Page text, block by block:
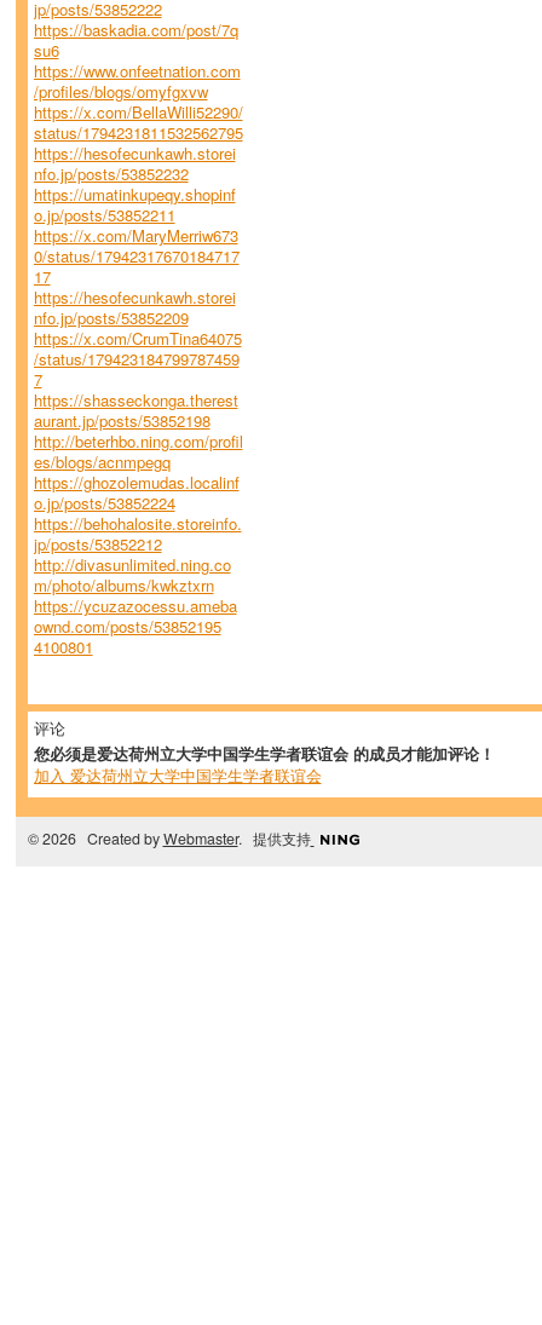
jp/posts/53852222
https://baskadia.com/post/7q
su6
https://www.onfeetnation.com
/profiles/blogs/omyfgxvw
https://x.com/BellaWilli52290/
status/1794231811532562795
https://hesofecunkawh.storei
nfo.jp/posts/53852232
https://umatinkupeqy.shopinf
o.jp/posts/53852211
https://x.com/MaryMerriw673
0/status/17942317670184717
17
https://hesofecunkawh.storei
nfo.jp/posts/53852209
https://x.com/CrumTina64075
/status/179423184799787459
7
https://shasseckonga.therest
aurant.jp/posts/53852198
http://beterhbo.ning.com/profil
es/blogs/acnmpegq
https://ghozolemudas.localinf
o.jp/posts/53852224
https://behohalosite.storeinfo.
jp/posts/53852212
http://divasunlimited.ning.co
m/photo/albums/kwkztxrn
https://ycuzazocessu.ameba
ownd.com/posts/53852195
4100801
评论
您必须是爱达荷州立大学中国学生学者联谊会 的成员才能加评论！
加入 爱达荷州立大学中国学生学者联谊会
© 2026 Created byWebmaster. 提供支持